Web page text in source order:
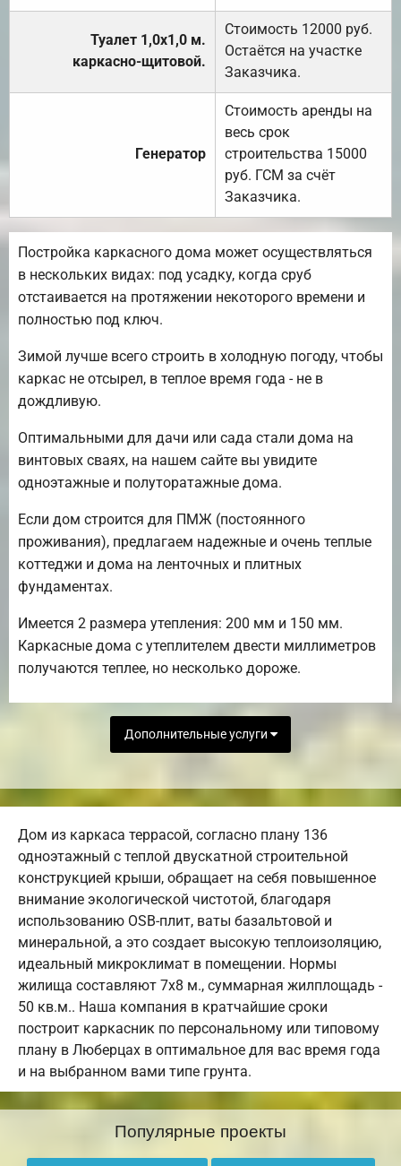
Туалет 1,0х1,0 м.
каркасно-щитовой.
Стоимость 12000 руб.
Остаётся на участке
Заказчика.
Генератор
Стоимость аренды на
весь срок
строительства 15000
руб. ГСМ за счёт
Заказчика.
Постройка каркасного дома может осуществляться
в нескольких видах: под усадку, когда сруб
отстаивается на протяжении некоторого времени и
полностью под ключ.
Зимой лучше всего строить в холодную погоду, чтобы
каркас не отсырел, в теплое время года - не в
дождливую.
Оптимальными для дачи или сада стали дома на
винтовых сваях, на нашем сайте вы увидите
одноэтажные и полуторатажные дома.
Если дом строится для ПМЖ (постоянного
проживания), предлагаем надежные и очень теплые
коттеджи и дома на ленточных и плитных
фундаментах.
Имеется 2 размера утепления: 200 мм и 150 мм.
Каркасные дома с утеплителем двести миллиметров
получаются теплее, но несколько дороже.
Дополнительные услуги
Дом из каркаса террасой, согласно плану 136
одноэтажный с теплой двускатной строительной
конструкцией крыши, обращает на себя повышенное
внимание экологической чистотой, благодаря
использованию OSB-плит, ваты базальтовой и
минеральной, а это создает высокую теплоизоляцию,
идеальный микроклимат в помещении. Нормы
жилища составляют 7х8 м., суммарная жилплощадь -
50 кв.м.. Наша компания в кратчайшие сроки
построит каркасник по персональному или типовому
плану в Люберцах в оптимальное для вас время года
и на выбранном вами типе грунта.
Популярные проекты